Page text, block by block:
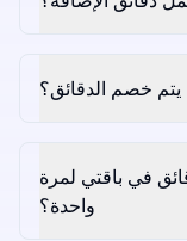
خصم الدقائق؟
في باقتي لمرة
واحدة؟